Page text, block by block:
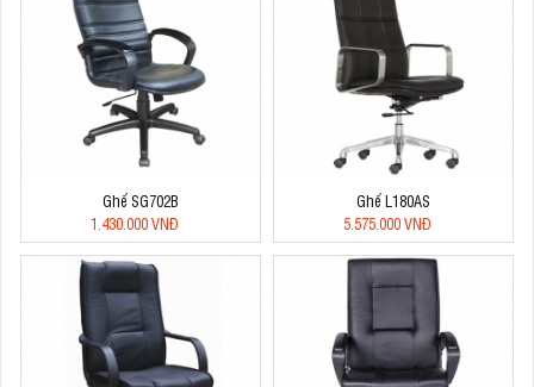
Ghế SG702B
1.430.000 VNĐ
Ghế L180AS
5.575.000 VNĐ